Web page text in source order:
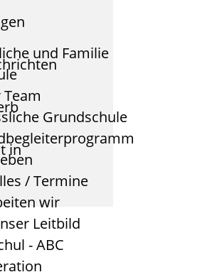
und Familie
Grundschule
/ Termine
wir
Leitbild
- ABC
in